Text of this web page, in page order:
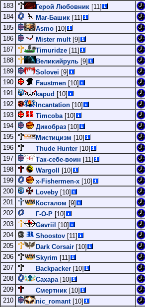
183
Герой Любовник [11]
184
Маг-Башик [11]
185
Asmo [10]
186
Mister mult[9]
187
Timuridze [11]
188
Великийруль [9]
189
Solovei [9]
190
Faustmen [10]
191
kapud [10]
192
Incantation [10]
193
Timcoba[10]
194
Дикобраз [10]
195
Мистицизм [10]
196
Thude Hunter [10]
197
Так-себе-воин [11]
198
Wargoll
[10]
199
x-Fishermen-x [10]
200
Loveby [10]
201
Косталом [9]
202
Г-О-Р [10]
203
Gavriil
[10]
204
Shoostov [11]
205
Dark Corsair [10]
206
Skyrim [11]
207
Backpacker [10]
208
Сахара[10]
209
Смертник [10]
210
nic_romant[10]